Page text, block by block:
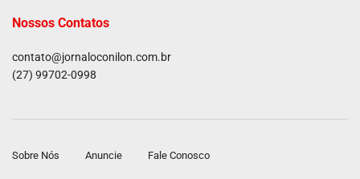
Nossos Contatos
contato@jornaloconilon.com.br
(27) 99702-0998
Sobre Nós Anuncie Fale Conosco